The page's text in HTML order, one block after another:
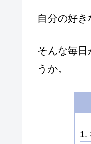
自分の好き
そんな毎
うか。